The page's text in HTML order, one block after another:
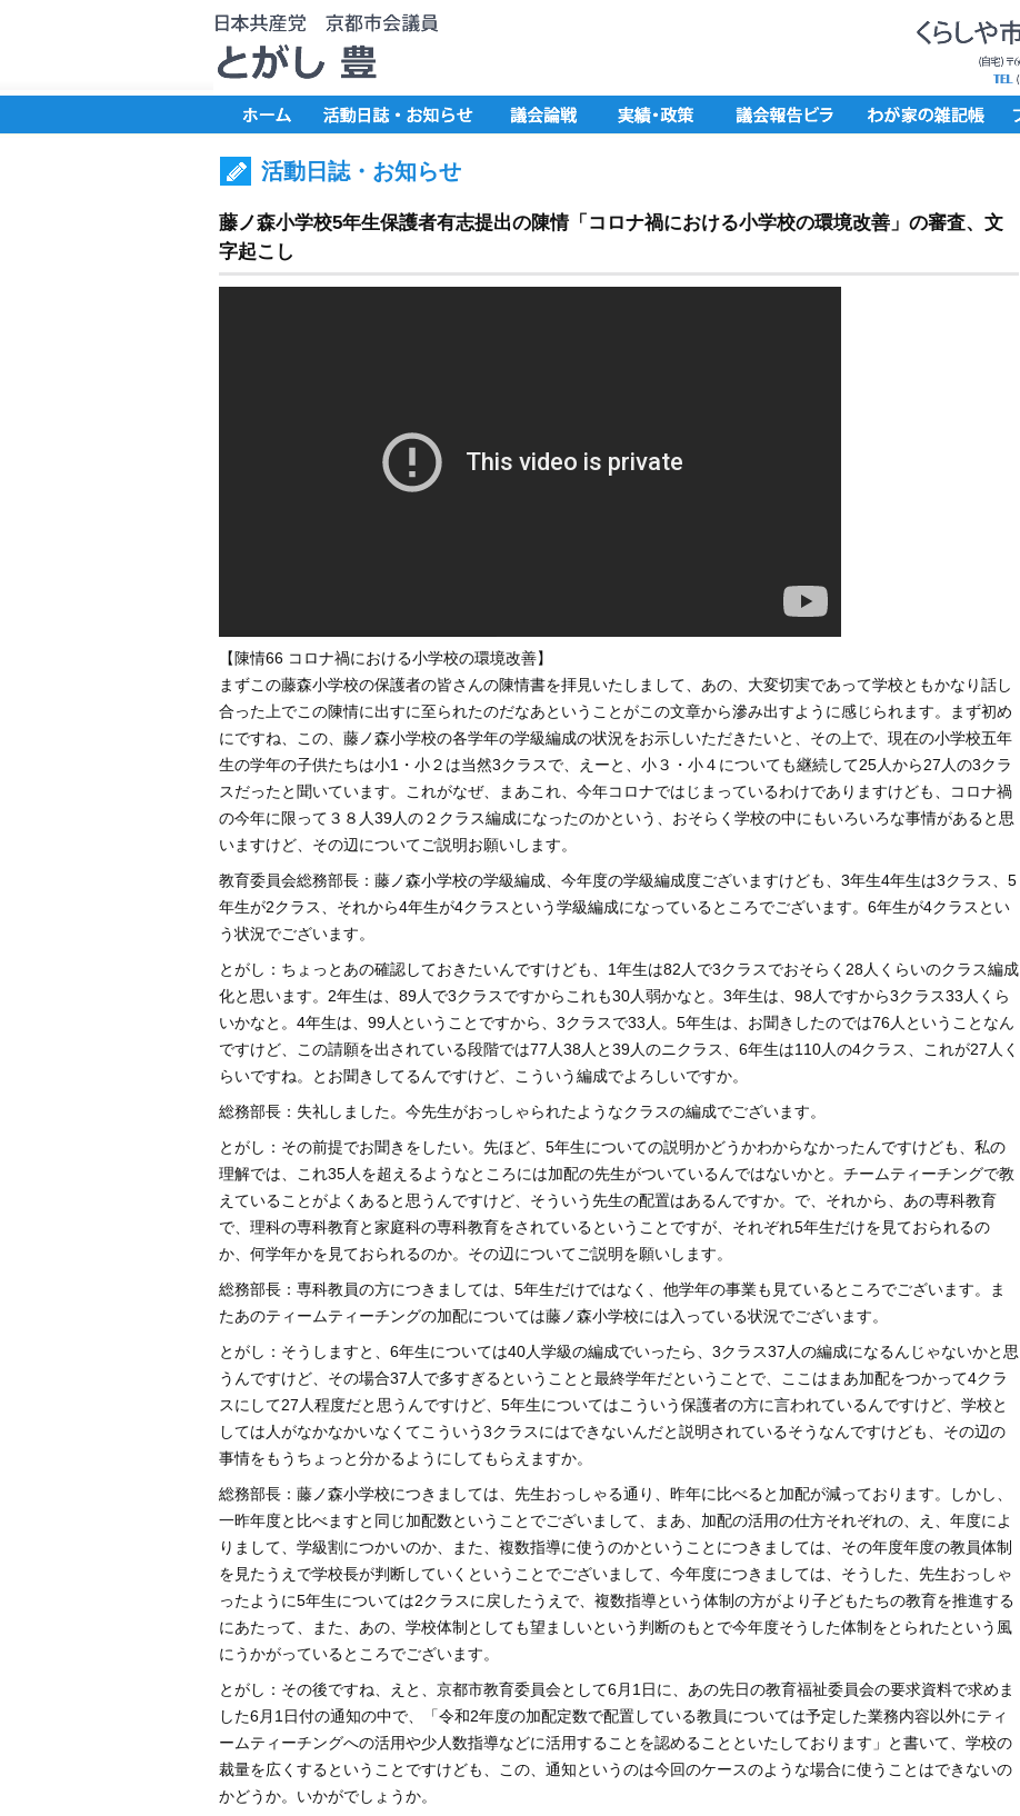
活動日誌・お知らせ
藤ノ森小学校5年生保護者有志提出の陳情「コロナ禍における小学校の環境改善」の審査、文
字起こし
【陳情66 コロナ禍における小学校の環境改善】
まずこの藤森小学校の保護者の皆さんの陳情書を拝見いたしまして、あの、大変切実であって学校ともかなり話し
合った上でこの陳情に出すに至られたのだなあということがこの文章から滲み出すように感じられます。まず初め
にですね、この、藤ノ森小学校の各学年の学級編成の状況をお示しいただきたいと、その上で、現在の小学校五年
生の学年の子供たちは小1・小２は当然3クラスで、えーと、小３・小４についても継続して25人から27人の3クラ
スだったと聞いています。これがなぜ、まあこれ、今年コロナではじまっているわけでありますけども、コロナ禍
の今年に限って３８人39人の２クラス編成になったのかという、おそらく学校の中にもいろいろな事情があると思
いますけど、その辺についてご説明お願いします。
教育委員会総務部長：藤ノ森小学校の学級編成、今年度の学級編成度ございますけども、3年生4年生は3クラス、5
年生が2クラス、それから4年生が4クラスという学級編成になっているところでございます。6年生が4クラスとい
う状況でございます。
とがし：ちょっとあの確認しておきたいんですけども、1年生は82人で3クラスでおそらく28人くらいのクラス編成
化と思います。2年生は、89人で3クラスですからこれも30人弱かなと。3年生は、98人ですから3クラス33人くら
いかなと。4年生は、99人ということですから、3クラスで33人。5年生は、お聞きしたのでは76人ということなん
ですけど、この請願を出されている段階では77人38人と39人のニクラス、6年生は110人の4クラス、これが27人く
らいですね。とお聞きしてるんですけど、こういう編成でよろしいですか。
総務部長：失礼しました。今先生がおっしゃられたようなクラスの編成でございます。
とがし：その前提でお聞きをしたい。先ほど、5年生についての説明かどうかわからなかったんですけども、私の
理解では、これ35人を超えるようなところには加配の先生がついているんではないかと。チームティーチングで教
えていることがよくあると思うんですけど、そういう先生の配置はあるんですか。で、それから、あの専科教育
で、理科の専科教育と家庭科の専科教育をされているということですが、それぞれ5年生だけを見ておられるの
か、何学年かを見ておられるのか。その辺についてご説明を願いします。
総務部長：専科教員の方につきましては、5年生だけではなく、他学年の事業も見ているところでございます。ま
たあのティームティーチングの加配については藤ノ森小学校には入っている状況でございます。
とがし：そうしますと、6年生については40人学級の編成でいったら、3クラス37人の編成になるんじゃないかと思
うんですけど、その場合37人で多すぎるということと最終学年だということで、ここはまあ加配をつかって4クラ
スにして27人程度だと思うんですけど、5年生についてはこういう保護者の方に言われているんですけど、学校と
しては人がなかなかいなくてこういう3クラスにはできないんだと説明されているそうなんですけども、その辺の
事情をもうちょっと分かるようにしてもらえますか。
総務部長：藤ノ森小学校につきましては、先生おっしゃる通り、昨年に比べると加配が減っております。しかし、
一昨年度と比べますと同じ加配数ということでございまして、まあ、加配の活用の仕方それぞれの、え、年度によ
りまして、学級割につかいのか、また、複数指導に使うのかということにつきましては、その年度年度の教員体制
を見たうえで学校長が判断していくということでございまして、今年度につきましては、そうした、先生おっしゃ
ったように5年生については2クラスに戻したうえで、複数指導という体制の方がより子どもたちの教育を推進する
にあたって、また、あの、学校体制としても望ましいという判断のもとで今年度そうした体制をとられたという風
にうかがっているところでございます。
とがし：その後ですね、えと、京都市教育委員会として6月1日に、あの先日の教育福祉委員会の要求資料で求めま
した6月1日付の通知の中で、「令和2年度の加配定数で配置している教員については予定した業務内容以外にティ
ームティーチングへの活用や少人数指導などに活用することを認めることといたしております」と書いて、学校の
裁量を広くするということですけども、この、通知というのは今回のケースのような場合に使うことはできないの
かどうか。いかがでしょうか。